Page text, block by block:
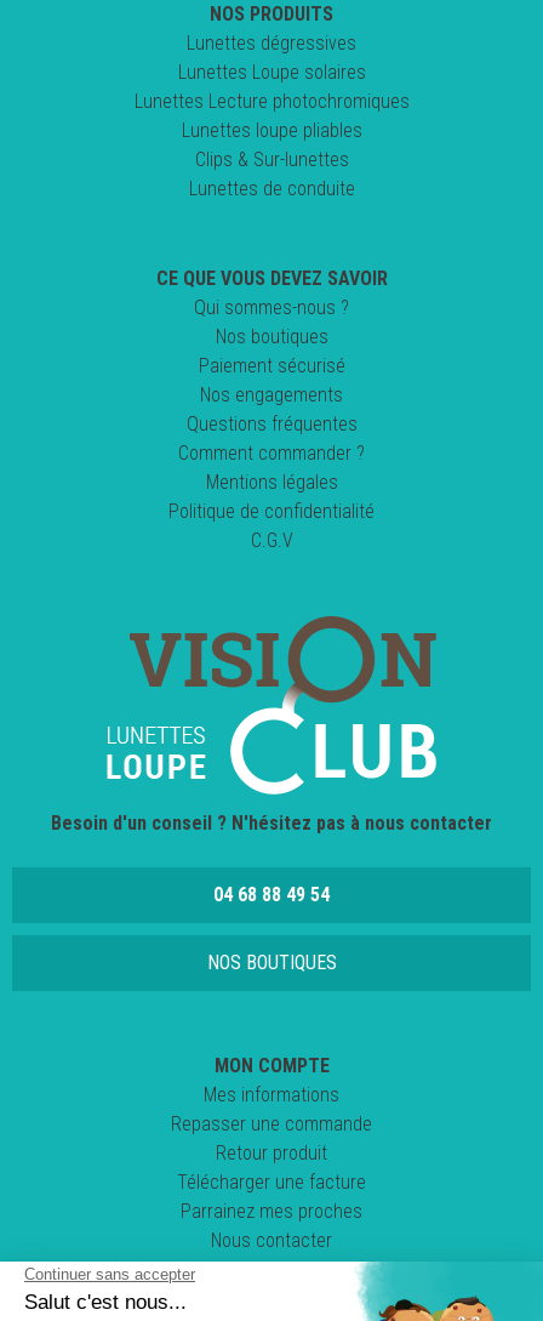
NOS PRODUITS
Lunettes dégressives
Lunettes Loupe solaires
Lunettes Lecture photochromiques
Lunettes loupe pliables
Clips & Sur-lunettes
Lunettes de conduite
CE QUE VOUS DEVEZ SAVOIR
Qui sommes-nous ?
Nos boutiques
Paiement sécurisé
Nos engagements
Questions fréquentes
Comment commander ?
Mentions légales
Politique de confidentialité
C.G.V
Besoin d'un conseil ? N'hésitez pas à nous contacter
04 68 88 49 54
NOS BOUTIQUES
MON COMPTE
Mes informations
Repasser une commande
Retour produit
Télécharger une facture
Parrainez mes proches
Nous contacter